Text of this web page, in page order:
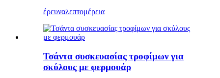
έρευναλεπτομέρεια
Τσάντα συσκευασίας τροφίμων για
σκύλους με φερμουάρ